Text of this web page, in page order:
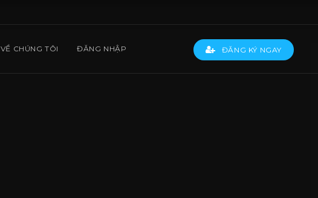
VỀ CHÚNG TÔI ĐĂNG NHẬP ĐĂNG KÝ NGAY